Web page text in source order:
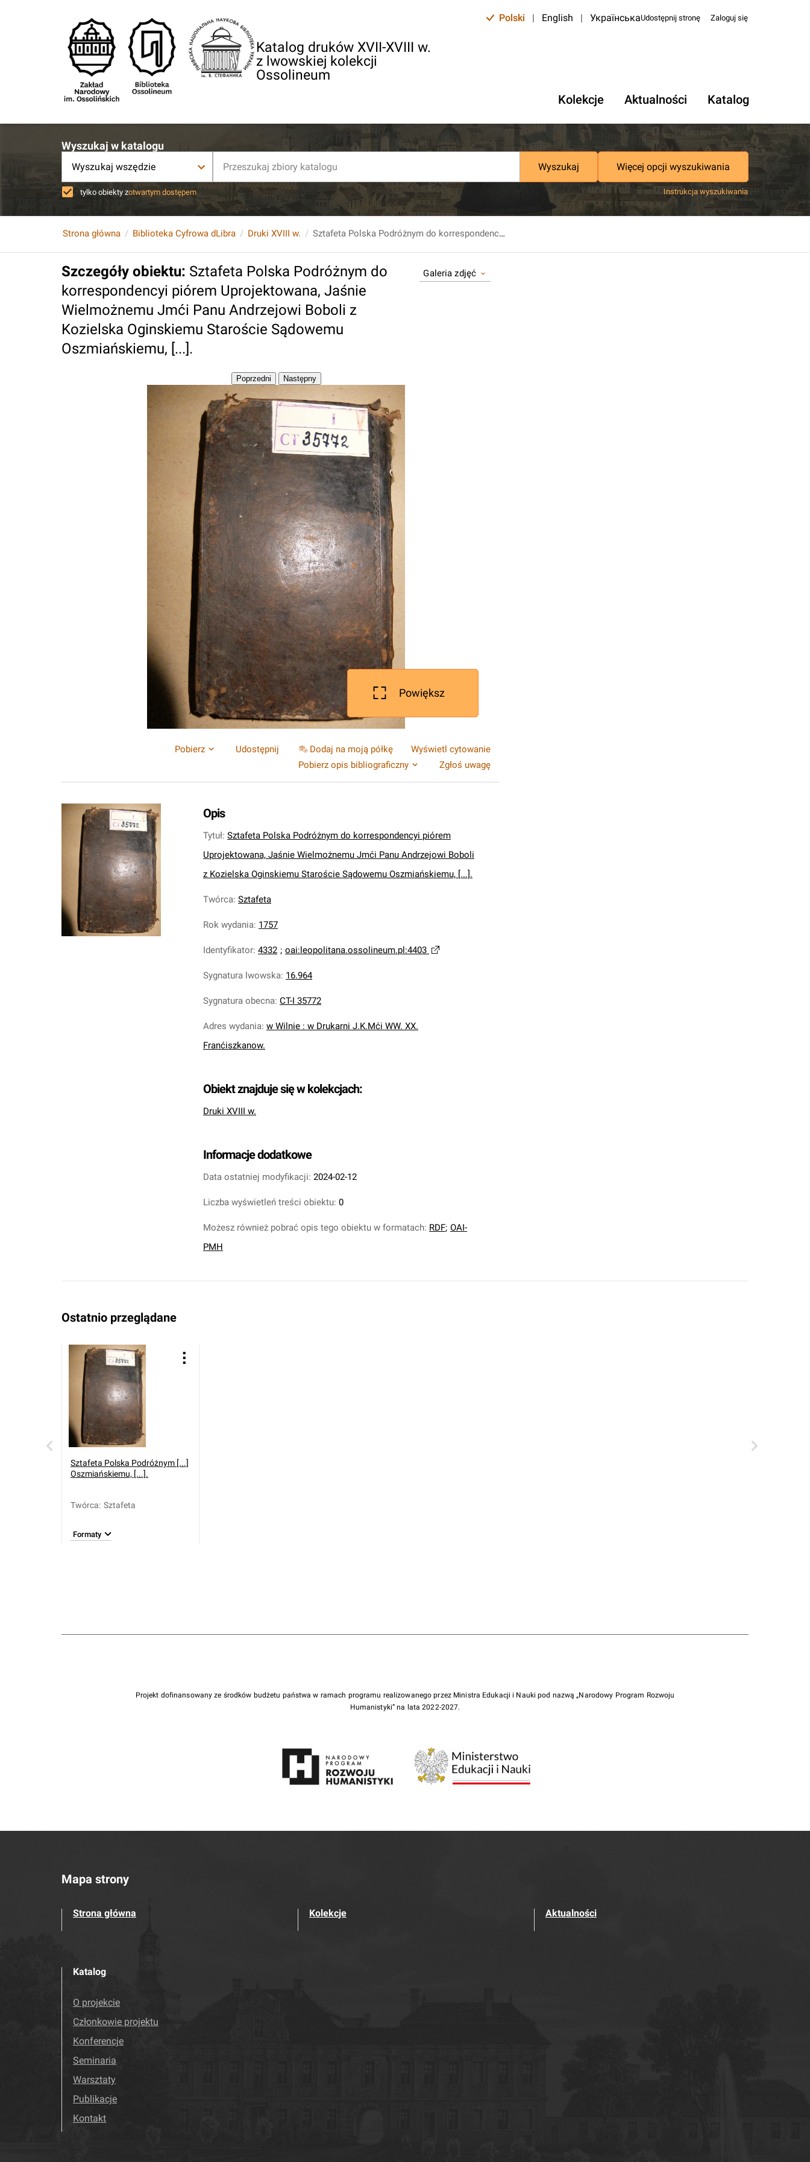
Katalog druków XVII-XVIII w.
z lwowskiej kolekcji
Ossolineum
Polski | English | УкраїнськаUdostępnij stronę Zaloguj się
Kolekcje Aktualności Katalog
Wyszukaj w katalogu
Wyszukaj wszędzie Wyszukaj Więcej opcji wyszukiwania
tylko obiekty zotwartym dostępem Instrukcja wyszukiwania
Strona główna Biblioteka Cyfrowa dLibra Druki XVIII w. Sztafeta Polska Podróżnym do korrespondencyi piórem Uprojektowana, Jaśnie Wielmożnemu Jmći Panu Andrzejowi Boboli z Kozielska Oginskiemu Staroście Sądowemu Oszmiańskiemu, [...].
Szczegóły obiektu: Sztafeta Polska Podróżnym do
korrespondencyi piórem Uprojektowana, Jaśnie
Wielmożnemu Jmći Panu Andrzejowi Boboli z
Kozielska Oginskiemu Staroście Sądowemu
Oszmiańskiemu, [...].
Galeria zdjęć
Powiększ
Pobierz Udostępnij Dodaj na moją półkę
Wyświetl cytowanie
Pobierz opis bibliograficzny
Zgłoś uwagę
Opis
Tytuł: Sztafeta Polska Podróżnym do korrespondencyi piórem
Uprojektowana, Jaśnie Wielmożnemu Jmći Panu Andrzejowi Boboli
z Kozielska Oginskiemu Staroście Sądowemu Oszmiańskiemu, [...].
Twórca: Sztafeta
Rok wydania: 1757
Identyfikator: 4332 ; oai:leopolitana.ossolineum.pl:4403
Sygnatura lwowska: 16.964
Sygnatura obecna: CT-I 35772
Adres wydania: w Wilnie : w Drukarni J.K.Mći WW. XX.
Franćiszkanow.
Obiekt znajduje się w kolekcjach:
Druki XVIII w.
Informacje dodatkowe
Data ostatniej modyfikacji: 2024-02-12
Liczba wyświetleń treści obiektu: 0
Możesz również pobrać opis tego obiektu w formatach: RDF; OAI-
PMH
Ostatnio przeglądane
Sztafeta Polska Podróżnym [...]
Oszmiańskiemu, [...].
Twórca: Sztafeta
Formaty
Projekt dofinansowany ze środków budżetu państwa w ramach programu realizowanego przez Ministra Edukacji i Nauki pod nazwą „Narodowy Program Rozwoju
Humanistyki” na lata 2022-2027.
Mapa strony
Strona główna Kolekcje Aktualności
Katalog
O projekcie
Członkowie projektu
Konferencje
Seminaria
Warsztaty
Publikacje
Kontakt